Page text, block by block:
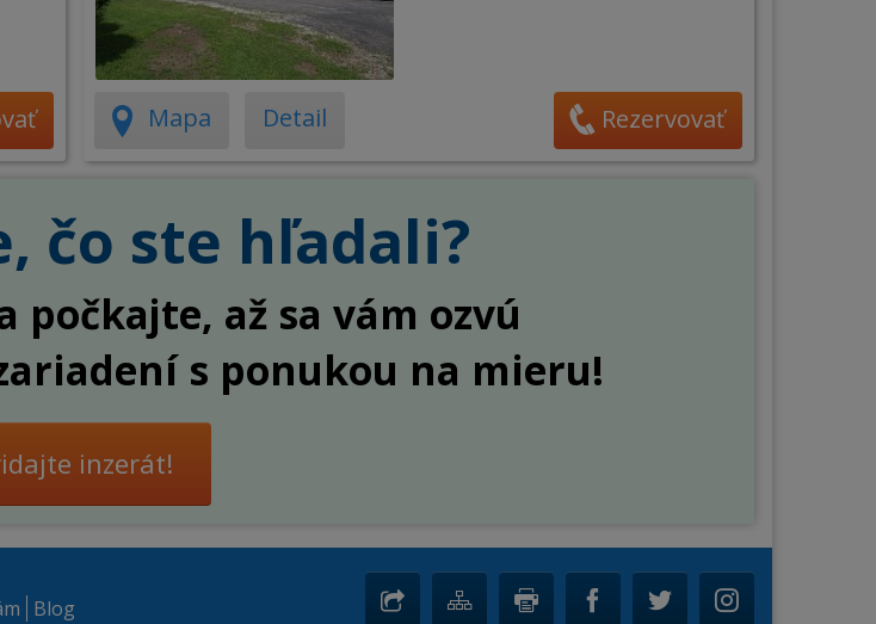
Mapa Detail Rezervovať
čo ste hľadali?
počkajte, až sa vám ozvú
s ponukou na mieru!
inzerát!
Blog